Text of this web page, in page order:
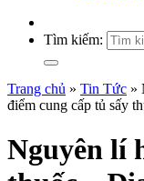
Tìm kiếm:
Trang chủ » Tin Tức »
điểm cung cấp tủ sấy
Nguyên lí